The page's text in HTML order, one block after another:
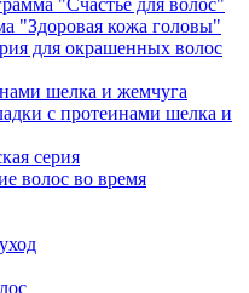
"Счастье для волос"
"Здоровая кожа головы"
для окрашенных волос
шелка и жемчуга
с протеинами шелка и
серия
волос во время